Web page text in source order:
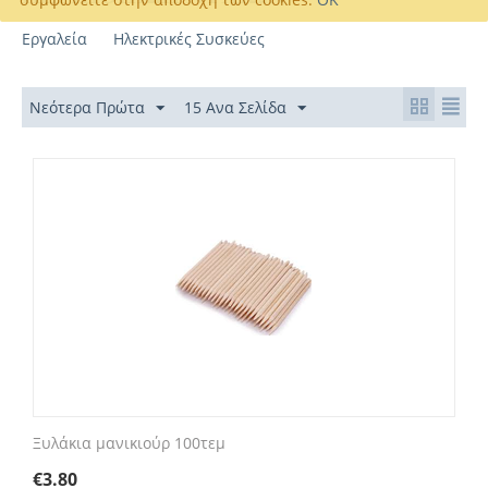
Εργαλεία Ηλεκτρικές Συσκεύες
Νεότερα Πρώτα 15 Ανα Σελίδα
Ξυλάκια μανικιούρ 100τεμ
€3.80